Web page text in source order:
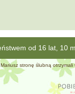
stronę ślubną otrzymali